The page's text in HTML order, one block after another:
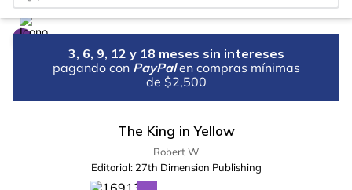
3, 6, 9, 12 y 18 meses sin intereses
pagando con PayPal en compras mínimas
de $2,500
The King in Yellow
Robert W
Editorial: 27th Dimension Publishing